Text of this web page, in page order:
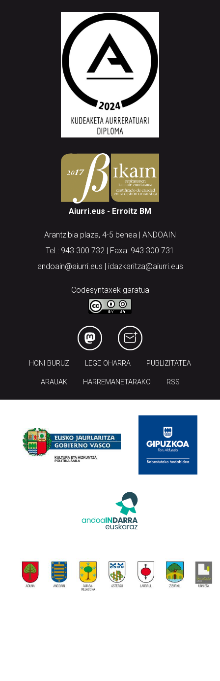
Aiurri.eus - Erroitz BM
Arantzibia plaza, 4-5 behea | ANDOAIN
Tel.: 943 300 732 | Faxa: 943 300 731
andoain@aiurri.eus | idazkaritza@aiurri.eus
Codesyntaxek garatua
LEGE OHARRA
ARAUAK HARREMANETARAKO RSS